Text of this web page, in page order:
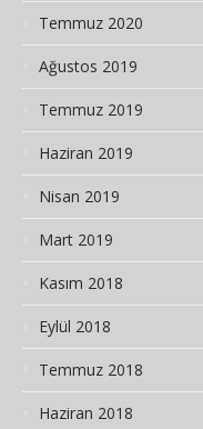
Temmuz 2020
Ağustos 2019
Temmuz 2019
Haziran 2019
Nisan 2019
Mart 2019
Kasım 2018
Eylül 2018
Temmuz 2018
Haziran 2018